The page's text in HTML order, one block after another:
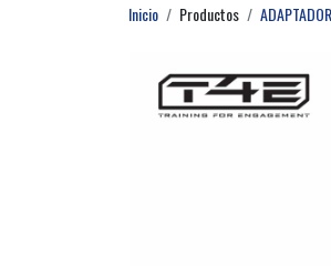
Inicio Productos